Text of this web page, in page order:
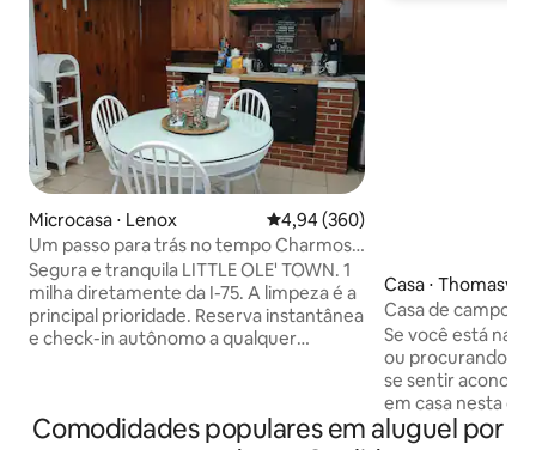
Microcasa ⋅ Lenox 4,94 de uma avaliação média de
4,94 (360)
Um passo para trás no tempo Charmoso
com barra de café completa
Segura e tranquila LITTLE OLE' TOWN. 1
milha diretamente da I-75. A limpeza é a
principal prioridade. Reserva instantânea
e check-in autônomo a qualquer
Waffles e mingau de aveia na despensa!
Casa ⋅ Thomasville
Casa de campo
Se você está na
ou procurando
se sentir
em casa nesta
Construída em
Comodidades populares em aluguel por